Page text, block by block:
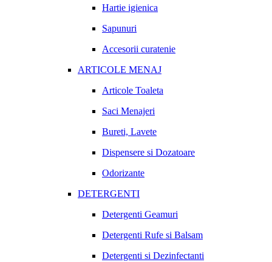
Hartie igienica
Sapunuri
Accesorii curatenie
ARTICOLE MENAJ
Articole Toaleta
Saci Menajeri
Bureti, Lavete
Dispensere si Dozatoare
Odorizante
DETERGENTI
Detergenti Geamuri
Detergenti Rufe si Balsam
Detergenti si Dezinfectanti